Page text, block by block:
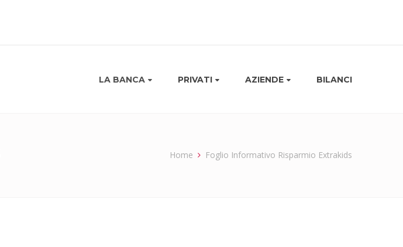
LA BANCA PRIVATI AZIENDE BILANCI
Home Foglio Informativo Risparmio Extrakids